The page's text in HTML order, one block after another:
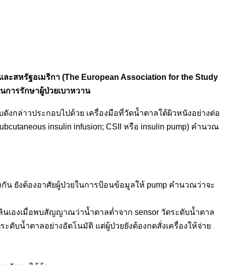
สหรัฐอเมริกา (The European Association for the Study
การรักษาผู้ป่วยเบาหวาน
กล่าวประกอบไปด้วย เครื่องมือที่วัดน้ำตาลใต้ผิวหนังอย่างต่อ
insulin infusion; CSII หรือ insulin pump) คำนวณ
น ยังต้องอาศัยผู้ป่วยในการป้อนข้อมูลให้ pump คำนวณว่าจะ
นเองเมื่อพบสัญญาณว่าน้ำตาลต่ำจาก sensor วัดระดับน้ำตาล
ดับน้ำตาลอย่างอัตโนมัติ แต่ผู้ป่วยยังต้องกดสั่งเครื่องให้จ่าย